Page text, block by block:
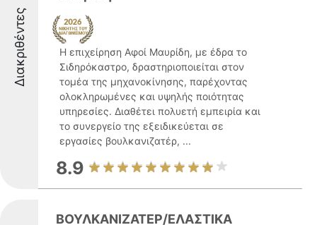
Διακριθέντες
Η επιχείρηση Αφοί Μαυρίδη, με έδρα το
Σιδηρόκαστρο, δραστηριοποιείται στον
τομέα της μηχανοκίνησης, παρέχοντας
ολοκληρωμένες και υψηλής ποιότητας
υπηρεσίες. Διαθέτει πολυετή εμπειρία και
το συνεργείο της εξειδικεύεται σε
εργασίες βουλκανιζατέρ, ...
8.9
ΒΟΥΛΚΑΝΙΖΑΤΕΡ/ΕΛΑΣΤΙΚΑ